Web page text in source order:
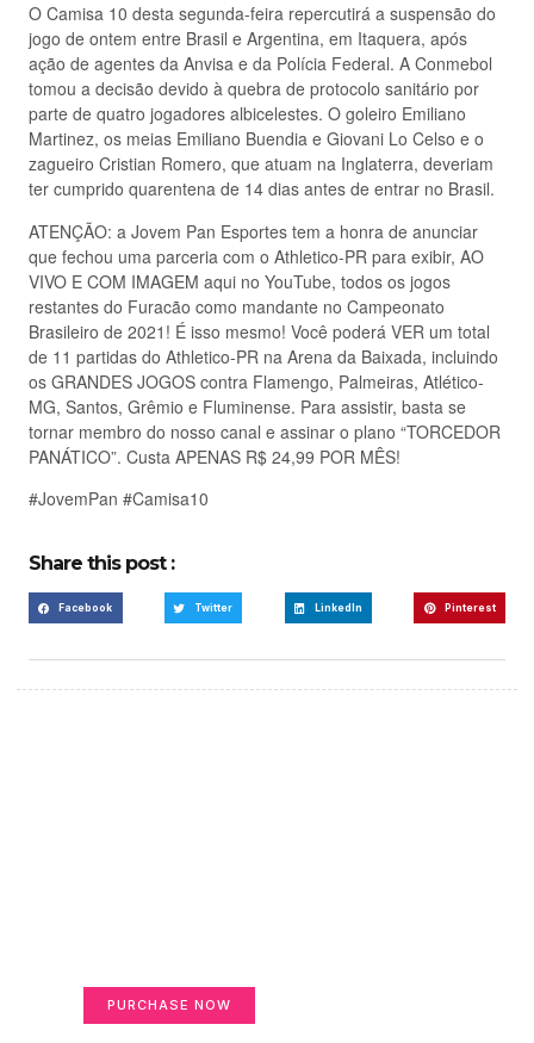
O Camisa 10 desta segunda-feira repercutirá a suspensão do
jogo de ontem entre Brasil e Argentina, em Itaquera, após
ação de agentes da Anvisa e da Polícia Federal. A Conmebol
tomou a decisão devido à quebra de protocolo sanitário por
parte de quatro jogadores albicelestes. O goleiro Emiliano
Martinez, os meias Emiliano Buendia e Giovani Lo Celso e o
zagueiro Cristian Romero, que atuam na Inglaterra, deveriam
ter cumprido quarentena de 14 dias antes de entrar no Brasil.
ATENÇÃO: a Jovem Pan Esportes tem a honra de anunciar
que fechou uma parceria com o Athletico-PR para exibir, AO
VIVO E COM IMAGEM aqui no YouTube, todos os jogos
restantes do Furacão como mandante no Campeonato
Brasileiro de 2021! É isso mesmo! Você poderá VER um total
de 11 partidas do Athletico-PR na Arena da Baixada, incluindo
os GRANDES JOGOS contra Flamengo, Palmeiras, Atlético-
MG, Santos, Grêmio e Fluminense. Para assistir, basta se
tornar membro do nosso canal e assinar o plano “TORCEDOR
PANÁTICO”. Custa APENAS R$ 24,99 POR MÊS!
#JovemPan #Camisa10
Share this post :
Facebook Twitter LinkedIn Pinterest
PURCHASE NOW